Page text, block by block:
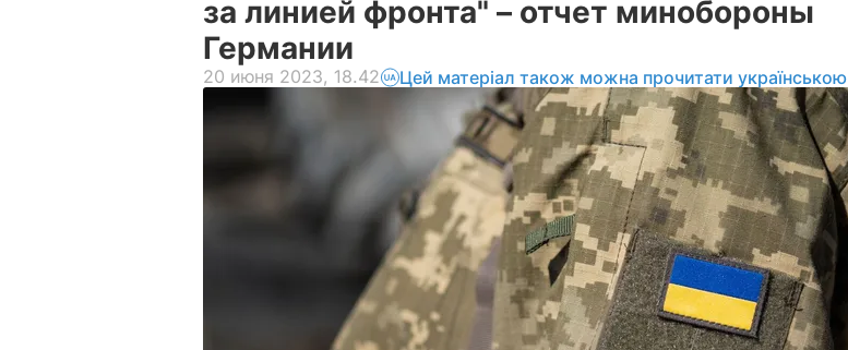
за линией фронта" – отчет минобороны
Германии
20 июня 2023, 18.42 Цей матеріал також можна прочитати українською